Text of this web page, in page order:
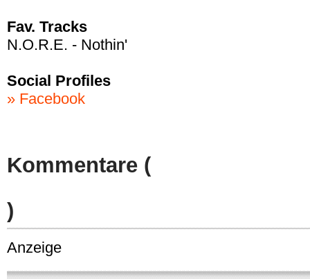
Fav. Tracks
N.O.R.E. - Nothin'
Social Profiles
» Facebook
Kommentare (
)
Anzeige